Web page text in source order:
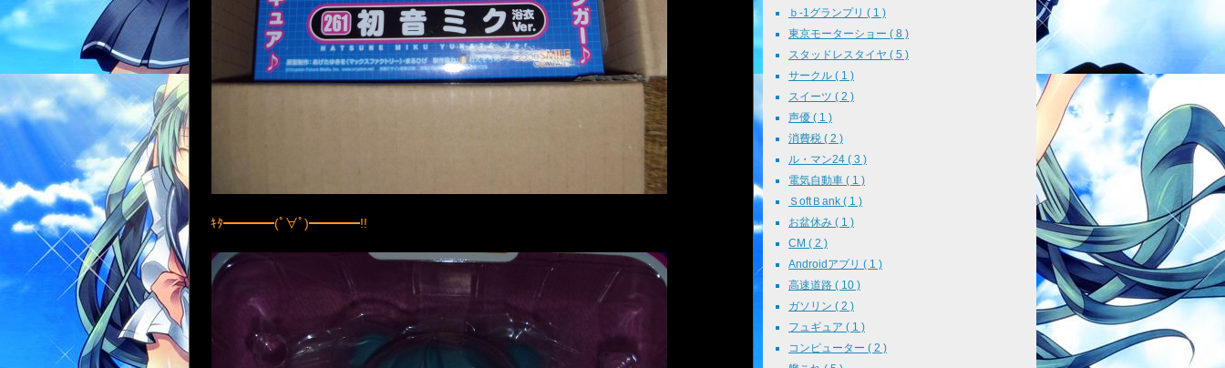
ｷﾀ━━━━(ﾟ∀ﾟ)━━━━!!
ｂ-1グランプリ ( 1 )
東京モーターショー ( 8 )
スタッドレスタイヤ ( 5 )
サークル ( 1 )
スイーツ ( 2 )
声優 ( 1 )
消費税 ( 2 )
ル・マン24 ( 3 )
電気自動車 ( 1 )
ＳoftＢank ( 1 )
お盆休み ( 1 )
CM ( 2 )
Androidアプリ ( 1 )
高速道路 ( 10 )
ガソリン ( 2 )
フュギュア ( 1 )
コンピューター ( 2 )